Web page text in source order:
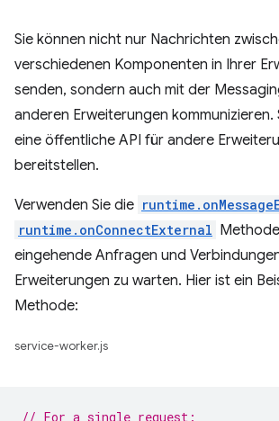
Sie können nicht nur Nachrichten
verschiedenen Komponenten in Ihrer
senden, sondern auch mit der
anderen Erweiterungen kommunizieren.
eine öffentliche API für andere
bereitstellen.
Verwenden Sie die
runtime.onConnectExternal
eingehende Anfragen und
Erweiterungen zu warten. Hier ist ein
Methode:
service-worker.js
// For a single request: